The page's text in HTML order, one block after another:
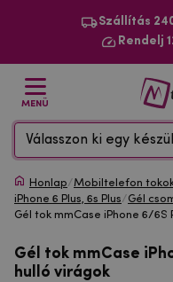
Szállítás
Rendelj
MENÜ
Válasszon ki egy
Honlap/Mobiltelefon
iPhone 6 Plus, 6s Plus/Gél
Gél tok mmCase iPhone 6/
Gél tok mmCase
hulló virágok